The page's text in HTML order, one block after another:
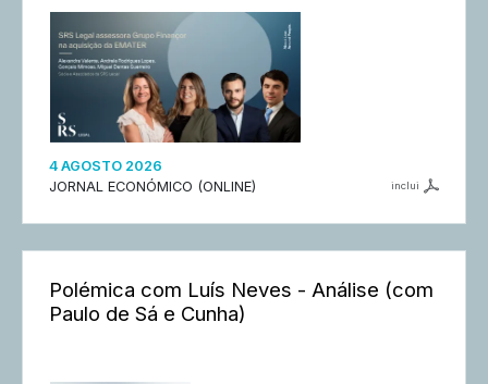
4 AGOSTO 2026
JORNAL ECONÓMICO (ONLINE)
inclui
Polémica com Luís Neves - Análise (com
Paulo de Sá e Cunha)